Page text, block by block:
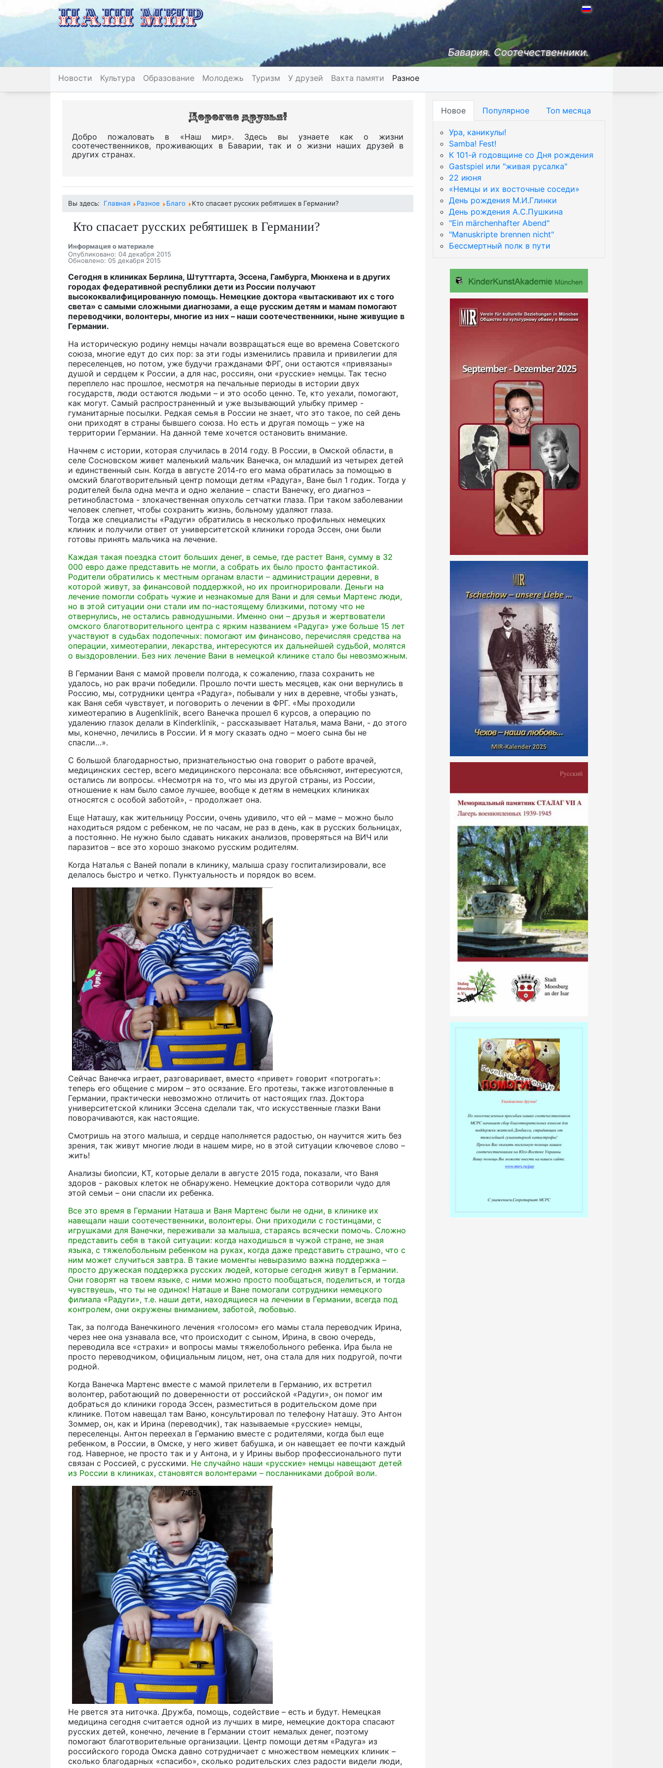
Бавария. Соотечественники.
Новости Культура Образование Молодежь Туризм У друзей Вахта памяти Разное
Добро пожаловать в «Наш мир». Здесь вы узнаете как о жизни
соотечественников, проживающих в Баварии, так и о жизни наших друзей в
других странах.
Вы здесь: Главная Разное Благо Кто спасает русских ребятишек в Германии?
Кто спасает русских ребятишек в Германии?
Информация о материале
Опубликовано: 04 декабря 2015
Обновлено: 05 декабря 2015
Сегодня в клиниках Берлина, Штуттгарта, Эссена, Гамбурга, Мюнхена и в других
городах федеративной республики дети из России получают
высококвалифицированную помощь. Немецкие доктора «вытаскивают их с того
света» с самыми сложными диагнозами, а еще русским детям и мамам помогают
переводчики, волонтеры, многие из них – наши соотечественники, ныне живущие в
Германии.
На историческую родину немцы начали возвращаться еще во времена Советского
союза, многие едут до сих пор: за эти годы изменились правила и привилегии для
переселенцев, но потом, уже будучи гражданами ФРГ, они остаются «привязаны»
душой и сердцем к России, а для нас, россиян, они «русские» немцы. Так тесно
переплело нас прошлое, несмотря на печальные периоды в истории двух
государств, люди остаются людьми – и это особо ценно. Те, кто уехали, помогают,
как могут. Самый распространенный и уже вызывающий улыбку пример -
гуманитарные посылки. Редкая семья в России не знает, что это такое, по сей день
они приходят в страны бывшего союза. Но есть и другая помощь – уже на
территории Германии. На данной теме хочется остановить внимание.
Начнем с истории, которая случилась в 2014 году. В России, в Омской области, в
селе Сосновском живет маленький мальчик Ванечка, он младший из четырех детей
и единственный сын. Когда в августе 2014-го его мама обратилась за помощью в
омский благотворительный центр помощи детям «Радуга», Ване был 1 годик. Тогда у
родителей была одна мечта и одно желание – спасти Ванечку, его диагноз –
ретинобластома - злокачественная опухоль сетчатки глаза. При таком заболевании
человек слепнет, чтобы сохранить жизнь, больному удаляют глаза.
Тогда же специалисты «Радуги» обратились в несколько профильных немецких
клиник и получили ответ от университетской клиники города Эссен, они были
готовы принять мальчика на лечение.
Каждая такая поездка стоит больших денег, в семье, где растет Ваня, сумму в 32
000 евро даже представить не могли, а собрать их было просто фантастикой.
Родители обратились к местным органам власти – администрации деревни, в
которой живут, за финансовой поддержкой, но их проигнорировали. Деньги на
лечение помогли собрать чужие и незнакомые для Вани и для семьи Мартенс люди,
но в этой ситуации они стали им по-настоящему близкими, потому что не
отвернулись, не остались равнодушными. Именно они – друзья и жертвователи
омского благотворительного центра с ярким названием «Радуга» уже больше 15 лет
участвуют в судьбах подопечных: помогают им финансово, перечисляя средства на
операции, химеотерапии, лекарства, интересуются их дальнейшей судьбой, молятся
о выздоровлении. Без них лечение Вани в немецкой клинике стало бы невозможным.
В Германии Ваня с мамой провели полгода, к сожалению, глаза сохранить не
удалось, но рак врачи победили. Прошло почти шесть месяцев, как они вернулись в
Россию, мы, сотрудники центра «Радуга», побывали у них в деревне, чтобы узнать,
как Ваня себя чувствует, и поговорить о лечении в ФРГ. «Мы проходили
химеотерапию в Augenklinik, всего Ванечка прошел 6 курсов, а операцию по
удалению глазок делали в Kinderklinik, - рассказывает Наталья, мама Вани, - до этого
мы, конечно, лечились в России. И я могу сказать одно – моего сына бы не
спасли…».
С большой благодарностью, признательностью она говорит о работе врачей,
медицинских сестер, всего медицинского персонала: все объясняют, интересуются,
остались ли вопросы. «Несмотря на то, что мы из другой страны, из России,
отношение к нам было самое лучшее, вообще к детям в немецких клиниках
относятся с особой заботой», - продолжает она.
Еще Наташу, как жительницу России, очень удивило, что ей – маме – можно было
находиться рядом с ребенком, не по часам, не раз в день, как в русских больницах,
а постоянно. Не нужно было сдавать никаких анализов, проверяться на ВИЧ или
паразитов – все это хорошо знакомо русским родителям.
Когда Наталья с Ваней попали в клинику, малыша сразу госпитализировали, все
делалось быстро и четко. Пунктуальность и порядок во всем.
Сейчас Ванечка играет, разговаривает, вместо «привет» говорит «потрогать»:
теперь его общение с миром – это осязание. Его протезы, также изготовленные в
Германии, практически невозможно отличить от настоящих глаз. Доктора
университетской клиники Эссена сделали так, что искусственные глазки Вани
поворачиваются, как настоящие.
Смотришь на этого малыша, и сердце наполняется радостью, он научится жить без
зрения, так живут многие люди в нашем мире, но в этой ситуации ключевое слово –
жить!
Анализы биопсии, КТ, которые делали в августе 2015 года, показали, что Ваня
здоров - раковых клеток не обнаружено. Немецкие доктора сотворили чудо для
этой семьи – они спасли их ребенка.
Все это время в Германии Наташа и Ваня Мартенс были не одни, в клинике их
навещали наши соотечественники, волонтеры. Они приходили с гостинцами, с
игрушками для Ванечки, переживали за малыша, стараясь всячески помочь. Сложно
представить себя в такой ситуации: когда находишься в чужой стране, не зная
языка, с тяжелобольным ребенком на руках, когда даже представить страшно, что с
ним может случиться завтра. В такие моменты невыразимо важна поддержка –
просто дружеская поддержка русских людей, которые сегодня живут в Германии.
Они говорят на твоем языке, с ними можно просто пообщаться, поделиться, и тогда
чувствуешь, что ты не одинок! Наташе и Ване помогали сотрудники немецкого
филиала «Радуги», т.е. наши дети, находящиеся на лечении в Германии, всегда под
контролем, они окружены вниманием, заботой, любовью.
Так, за полгода Ванечкиного лечения «голосом» его мамы стала переводчик Ирина,
через нее она узнавала все, что происходит с сыном, Ирина, в свою очередь,
переводила все «страхи» и вопросы мамы тяжелобольного ребенка. Ира была не
просто переводчиком, официальным лицом, нет, она стала для них подругой, почти
родной.
Когда Ванечка Мартенс вместе с мамой прилетели в Германию, их встретил
волонтер, работающий по доверенности от российской «Радуги», он помог им
добраться до клиники города Эссен, разместиться в родительском доме при
клинике. Потом навещал там Ваню, консультировал по телефону Наташу. Это Антон
Зоммер, он, как и Ирина (переводчик), так называемые «русские» немцы,
переселенцы. Антон переехал в Германию вместе с родителями, когда был еще
ребенком, в России, в Омске, у него живет бабушка, и он навещает ее почти каждый
год. Наверное, не просто так и у Антона, и у Ирины выбор профессионального пути
связан с Россией, с русскими. Не случайно наши «русские» немцы навещают детей
из России в клиниках, становятся волонтерами – посланниками доброй воли.
Не рвется эта ниточка. Дружба, помощь, содействие – есть и будут. Немецкая
медицина сегодня считается одной из лучших в мире, немецкие доктора спасают
русских детей, конечно, лечение в Германии стоит немалых денег, поэтому
помогают благотворительные организации. Центр помощи детям «Радуга» из
российского города Омска давно сотрудничает с множеством немецких клиник –
сколько благодарных «спасибо», сколько родительских слез радости видели люди,
Новое Популярное Топ месяца
Ура, каникулы!
Samba! Fest!
К 101-й годовщине со Дня рождения
Gastspiel или "живая русалка"
22 июня
«Немцы и их восточные соседи»
День рождения М.И.Глинки
День рождения А.С.Пушкина
"Ein märchenhafter Abend"
"Manuskripte brennen nicht"
Бессмертный полк в пути